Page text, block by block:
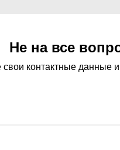
Не на все
свои контактные